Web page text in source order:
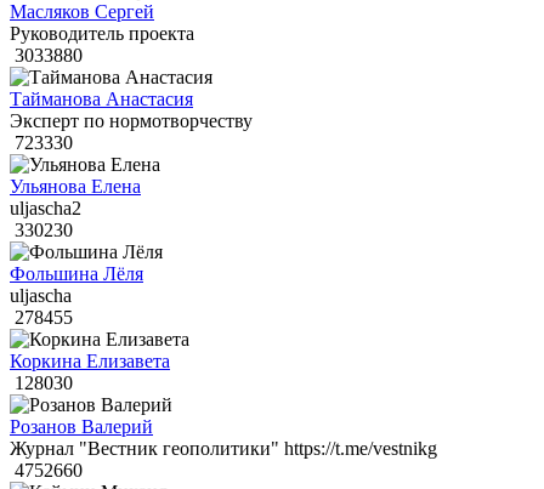
Масляков Сергей
Руководитель проекта
3033880
Тайманова Анастасия
Эксперт по нормотворчеству
723330
Ульянова Елена
uljascha2
330230
Фольшина Лёля
uljascha
278455
Коркина Елизавета
128030
Розанов Валерий
Журнал "Вестник геополитики" https://t.me/vestnikg
4752660